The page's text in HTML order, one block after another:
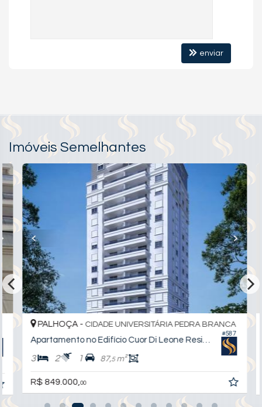
enviar
Imóveis Semelhantes
#587
PALHOÇA -CIDADE UNIVERSITÁRIA PEDRA BRANCA
Apartamento no Edifício Cuor Di Leone Residence
3 2 87,5m²
R$ 849.000,00